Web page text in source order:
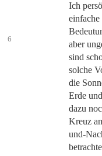
Ich
einfache
aber
sind
solche
die
Erde
dazu
Kreuz
und-
6